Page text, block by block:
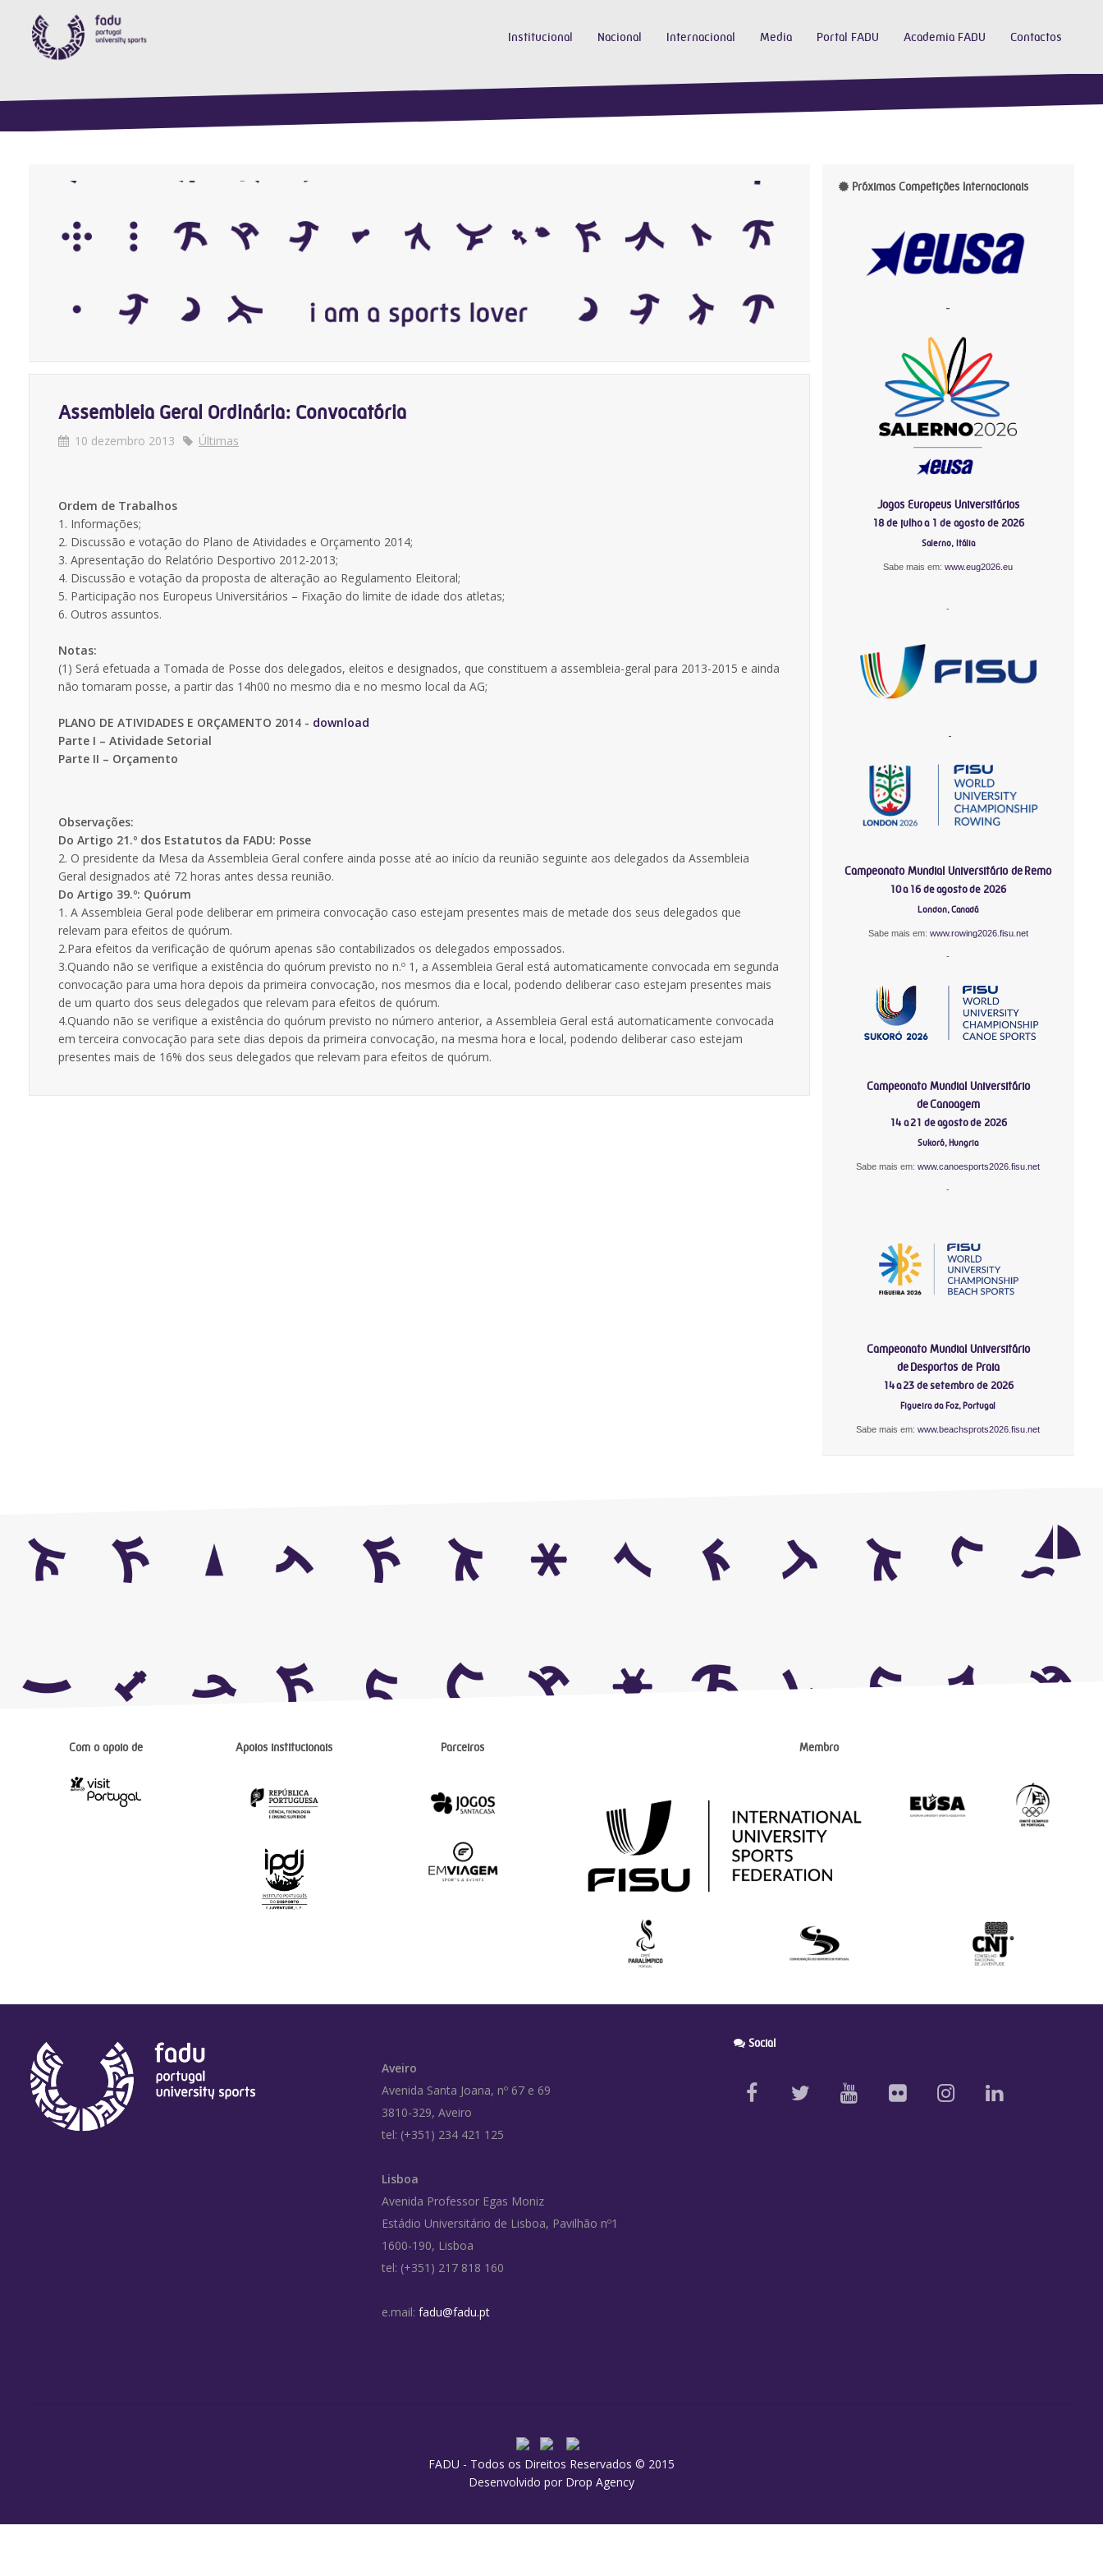
Institucional Nacional Internacional Media Portal FADU Academia FADU Contactos
Assembleia Geral Ordinária: Convocatória
10 dezembro 2013 Últimas
Ordem de Trabalhos
1. Informações;
2. Discussão e votação do Plano de Atividades e Orçamento 2014;
3. Apresentação do Relatório Desportivo 2012-2013;
4. Discussão e votação da proposta de alteração ao Regulamento Eleitoral;
5. Participação nos Europeus Universitários – Fixação do limite de idade dos atletas;
6. Outros assuntos.
Notas:
(1) Será efetuada a Tomada de Posse dos delegados, eleitos e designados, que constituem a assembleia-geral para 2013-2015 e ainda
não tomaram posse, a partir das 14h00 no mesmo dia e no mesmo local da AG;
PLANO DE ATIVIDADES E ORÇAMENTO 2014 - download
Parte I – Atividade Setorial
Parte II – Orçamento
Observações:
Do Artigo 21.º dos Estatutos da FADU: Posse
2. O presidente da Mesa da Assembleia Geral confere ainda posse até ao início da reunião seguinte aos delegados da Assembleia
Geral designados até 72 horas antes dessa reunião.
Do Artigo 39.º: Quórum
1. A Assembleia Geral pode deliberar em primeira convocação caso estejam presentes mais de metade dos seus delegados que
relevam para efeitos de quórum.
2.Para efeitos da verificação de quórum apenas são contabilizados os delegados empossados.
3.Quando não se verifique a existência do quórum previsto no n.º 1, a Assembleia Geral está automaticamente convocada em segunda
convocação para uma hora depois da primeira convocação, nos mesmos dia e local, podendo deliberar caso estejam presentes mais
de um quarto dos seus delegados que relevam para efeitos de quórum.
4.Quando não se verifique a existência do quórum previsto no número anterior, a Assembleia Geral está automaticamente convocada
em terceira convocação para sete dias depois da primeira convocação, na mesma hora e local, podendo deliberar caso estejam
presentes mais de 16% dos seus delegados que relevam para efeitos de quórum.
Próximas Competições Internacionais
-
Jogos Europeus Universitários
18 de julho a 1 de agosto de 2026
Salerno, Itália
Sabe mais em:www.eug2026.eu
-
-
Campeonato Mundial Universitário de Remo
10 a 16 de agosto de 2026
London, Canadá
Sabe mais em: www.rowing2026.fisu.net
-
Campeonato Mundial Universitário
de Canoagem
14 a 21 de agosto de 2026
Sukoró, Hungria
Sabe mais em:www.canoesports2026.fisu.net
-
Campeonato Mundial Universitário
de Desportos de Praia
14 a 23 de setembro de 2026
Figueira da Foz, Portugal
Sabe mais em:www.beachsprots2026.fisu.net
Com o apoio de Apoios institucionais Parceiros Membro
Aveiro
Avenida Santa Joana, nº 67 e 69
3810-329, Aveiro
tel: (+351) 234 421 125
Lisboa
Avenida Professor Egas Moniz
Estádio Universitário de Lisboa, Pavilhão nº1
1600-190, Lisboa
tel: (+351) 217 818 160
e.mail: fadu@fadu.pt
Social
FADU - Todos os Direitos Reservados © 2015
Desenvolvido por Drop Agency